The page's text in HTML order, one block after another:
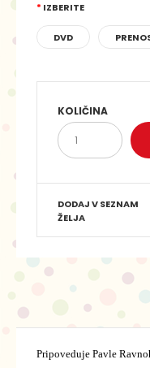
IZBERITE
DVD
KOLIČINA
DODAJ V SEZNAM
ŽELJA
Pripoveduje Pavle